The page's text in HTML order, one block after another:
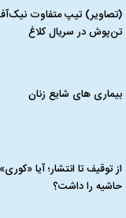
(تصاویر) تیپ متفاوت
تن‌پوش در سریال کلاغ
بیماری‌ های شایع زنان
از توقیف تا انتشار؛ آیا
حاشیه را داشت؟